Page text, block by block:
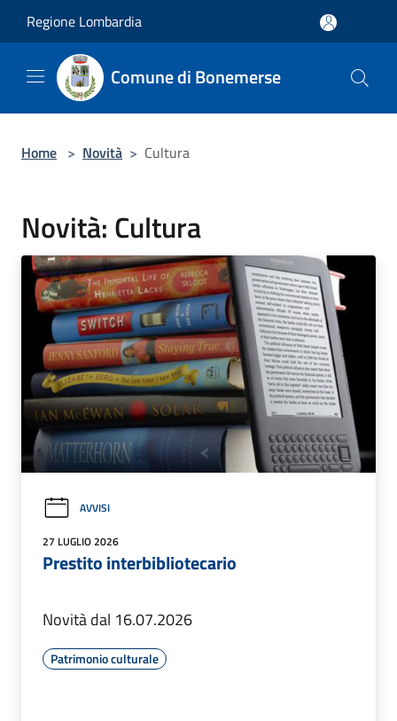
Regione Lombardia
Comune di Bonemerse
Home > Novità > Cultura
Novità: Cultura
AVVISI
27 LUGLIO 2026
Prestito interbibliotecario
Novità dal 16.07.2026
Patrimonio culturale